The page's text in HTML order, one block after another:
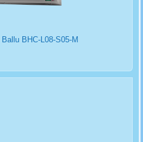
BHC-L08-S05-M